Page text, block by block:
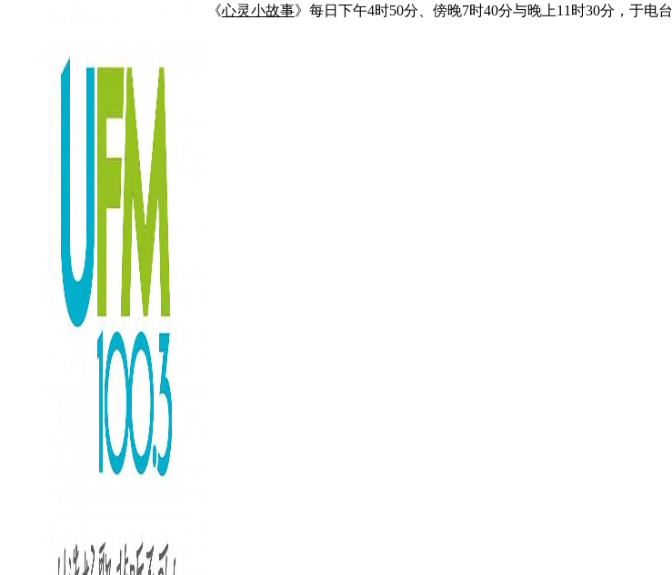
《心灵小故事》每日下午4时50分、傍晚7时40分与晚上11时30分，于电台